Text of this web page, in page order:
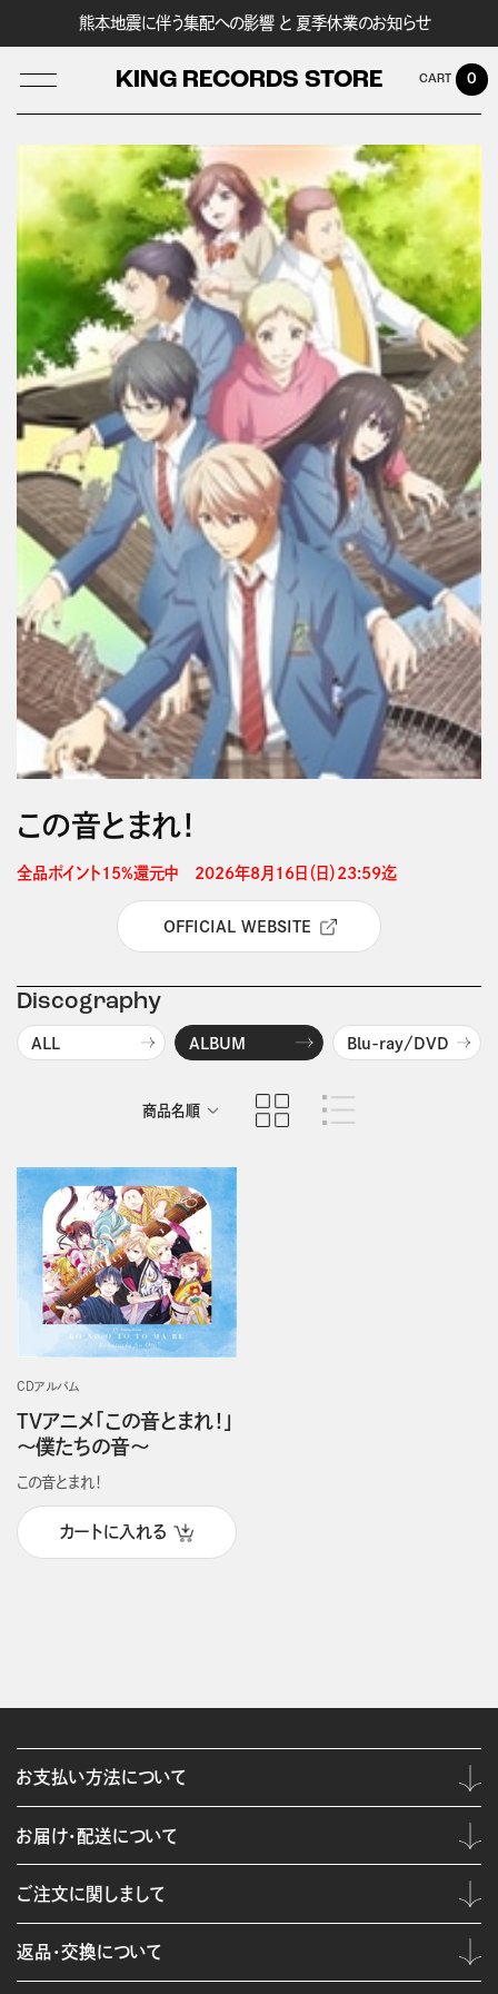
熊本地震に伴う集配への影響 と 夏季休業のお知らせ
KING RECORDS STORE
LOG IN
0
この音とまれ！
全品ポイント15%還元中　2026年8月16日（日）23:59迄
OFFICIAL WEBSITE
Discography
ALL ALBUM Blu-ray/DVD
商品名順
CDアルバム
TVアニメ「この音とまれ！」
～僕たちの音～
この音とまれ！
カートに入れる
お支払い方法について
お届け・配送について
ご注文に関しまして
返品・交換について